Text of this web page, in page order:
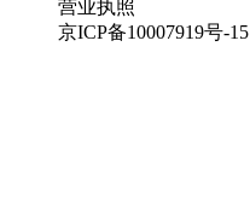
营业执照
京ICP备10007919号-15